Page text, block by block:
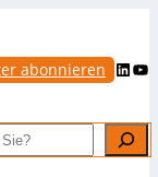
abonnieren LinkedIn YouTube